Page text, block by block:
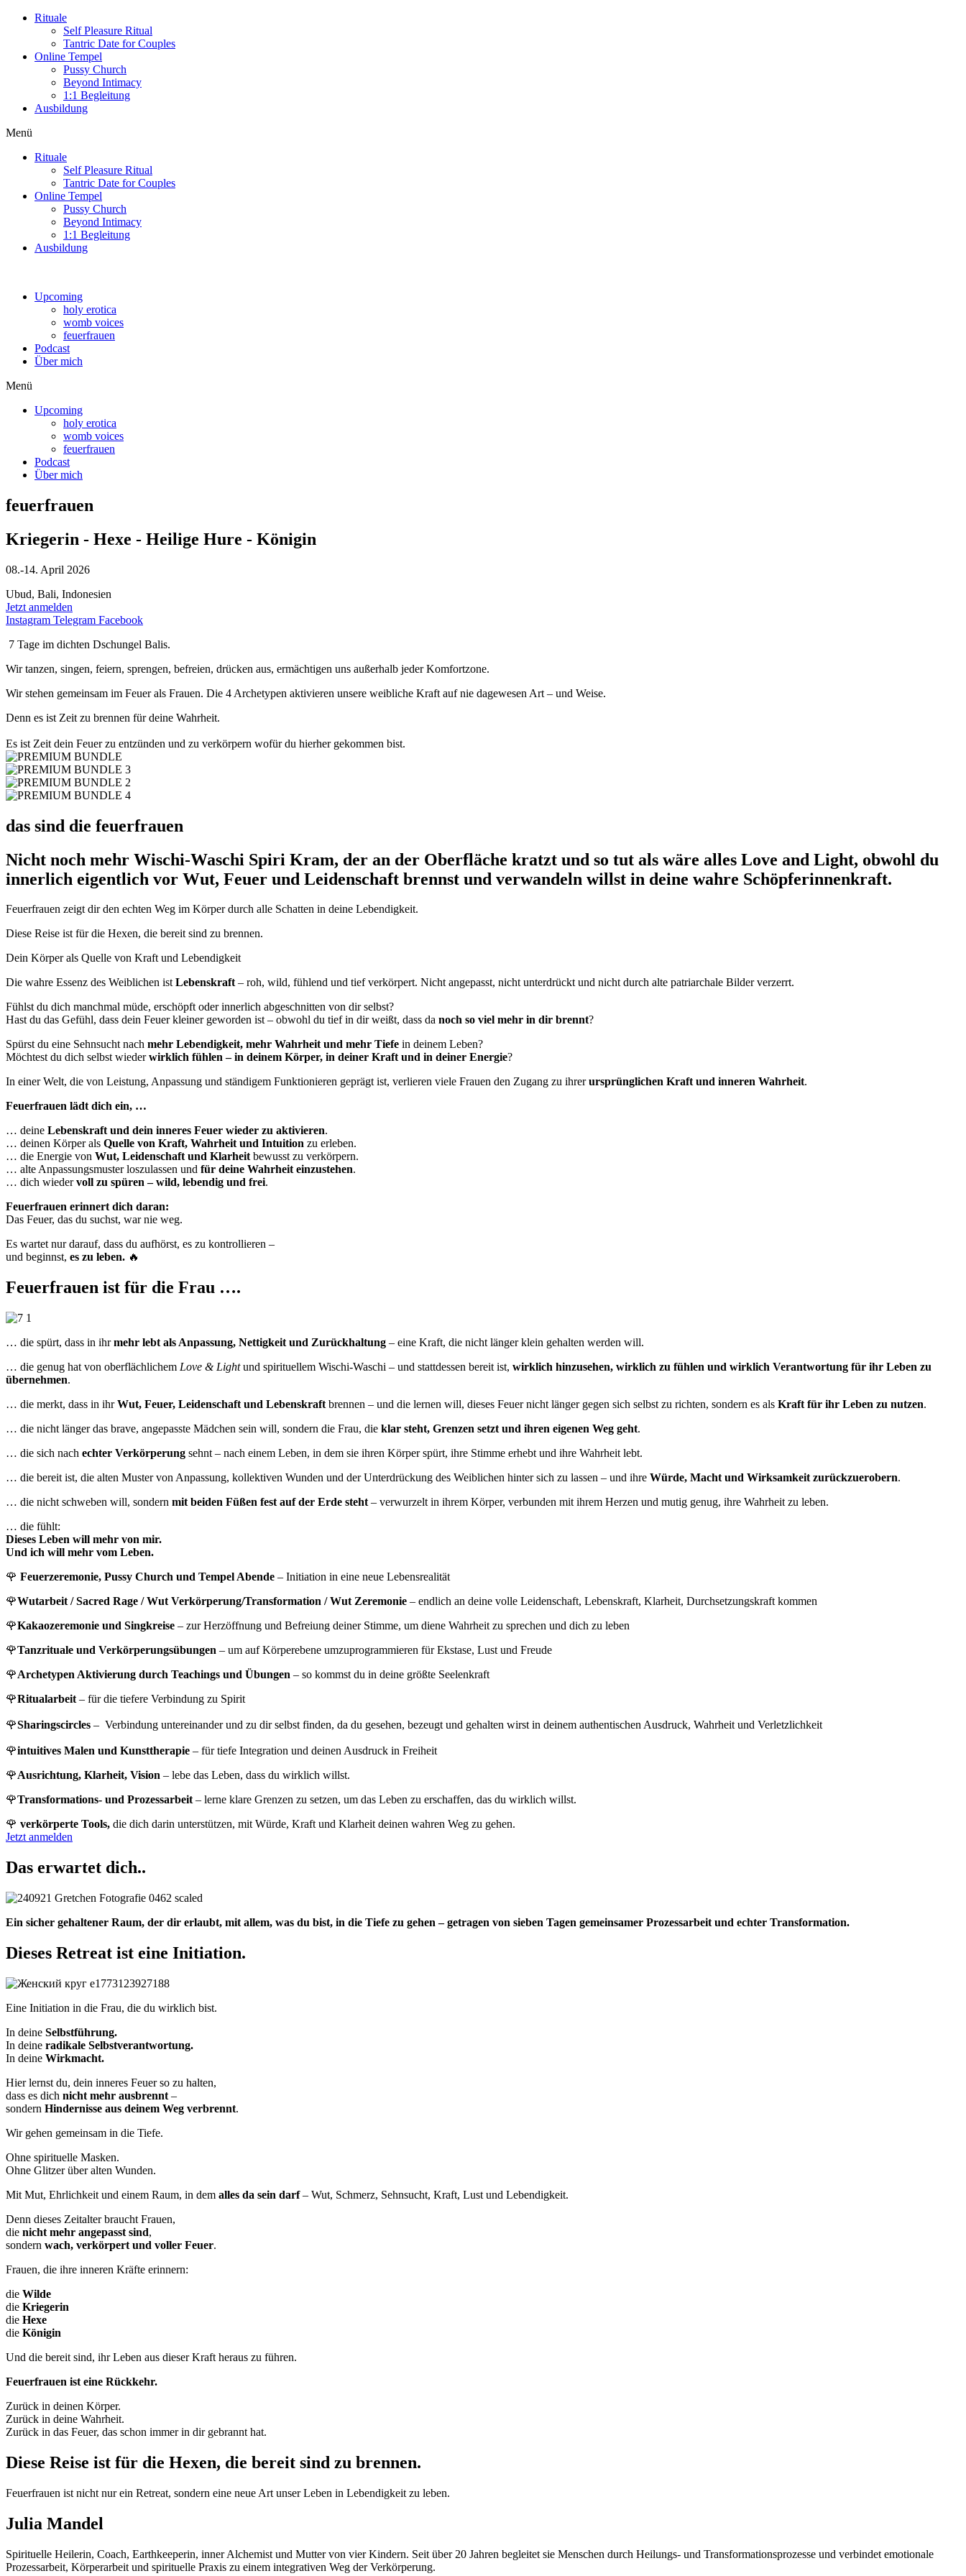
Zum
Rituale
Self Pleasure Ritual
Tantric Date for Couples
Online Tempel
Pussy Church
Beyond Intimacy
1:1 Begleitung
Ausbildung
Menü
Rituale
Self Pleasure Ritual
Tantric Date for Couples
Online Tempel
Pussy Church
Beyond Intimacy
1:1 Begleitung
Ausbildung
Upcoming
holy erotica
womb voices
feuerfrauen
Podcast
Über mich
Menü
Upcoming
holy erotica
womb voices
feuerfrauen
Podcast
Über mich
feuerfrauen
Kriegerin - Hexe - Heilige Hure - Königin
08.-14. April 2026
Ubud, Bali, Indonesien
Jetzt anmelden
Instagram Telegram Facebook
7 Tage im dichten Dschungel Balis.
Wir tanzen, singen, feiern, sprengen, befreien, drücken aus, ermächtigen uns außerhalb jeder Komfortzone.
Wir stehen gemeinsam im Feuer als Frauen. Die 4 Archetypen aktivieren unsere weibliche Kraft auf nie dagewesen Art – und Weise.
Denn es ist Zeit zu brennen für deine Wahrheit.
Es ist Zeit dein Feuer zu entzünden und zu verkörpern wofür du hierher gekommen bist.
das sind die feuerfrauen
Nicht noch mehr Wischi-Waschi Spiri Kram, der an der Oberfläche kratzt und so tut als wäre alles Love and Light, obwohl du
innerlich eigentlich vor Wut, Feuer und Leidenschaft brennst und verwandeln willst in deine wahre Schöpferinnenkraft.
Feuerfrauen zeigt dir den echten Weg im Körper durch alle Schatten in deine Lebendigkeit.
Diese Reise ist für die Hexen, die bereit sind zu brennen.
Dein Körper als Quelle von Kraft und Lebendigkeit
Die wahre Essenz des Weiblichen istLebenskraft– roh, wild, fühlend und tief verkörpert. Nicht angepasst, nicht unterdrückt und nicht durch alte patriarchale Bilder verzerrt.
Fühlst du dich manchmal müde, erschöpft oder innerlich abgeschnitten von dir selbst?
Hast du das Gefühl, dass dein Feuer kleiner geworden ist – obwohl du tief in dir weißt, dass da noch so viel mehr in dir brennt?
Spürst du eine Sehnsucht nach mehr Lebendigkeit, mehr Wahrheit und mehr Tiefe in deinem Leben?
Möchtest du dich selbst wiederwirklich fühlen – in deinem Körper, in deiner Kraft und in deiner Energie?
In einer Welt, die von Leistung, Anpassung und ständigem Funktionieren geprägt ist, verlieren viele Frauen den Zugang zu ihrerursprünglichen Kraft und inneren Wahrheit.
Feuerfrauen lädt dich ein, …
… deine Lebenskraft und dein inneres Feuer wieder zu aktivieren.
… deinen Körper als Quelle von Kraft, Wahrheit und Intuition zu erleben.
… die Energie von Wut, Leidenschaft und Klarheitbewusst zu verkörpern.
… alte Anpassungsmuster loszulassen und für deine Wahrheit einzustehen.
… dich wiedervoll zu spüren – wild, lebendig und frei.
Feuerfrauen erinnert dich daran:
Das Feuer, das du suchst, war nie weg.
Es wartet nur darauf, dass du aufhörst, es zu kontrollieren –
und beginnst, es zu leben. 🔥
Feuerfrauen ist für die Frau ….
… die spürt, dass in ihrmehr lebt als Anpassung, Nettigkeit und Zurückhaltung – eine Kraft, die nicht länger klein gehalten werden will.
… die genug hat von oberflächlichem Love & Lightund spirituellem Wischi-Waschi – und stattdessen bereit ist, wirklich hinzusehen, wirklich zu fühlen und wirklich Verantwortung für ihr Leben zu
übernehmen.
… die merkt, dass in ihrWut, Feuer, Leidenschaft und Lebenskraft brennen – und die lernen will, dieses Feuer nicht länger gegen sich selbst zu richten, sondern es als Kraft für ihr Leben zu nutzen.
… die nicht länger das brave, angepasste Mädchen sein will, sondern die Frau, die klar steht, Grenzen setzt und ihren eigenen Weg geht.
… die sich nach echter Verkörperung sehnt – nach einem Leben, in dem sie ihren Körper spürt, ihre Stimme erhebt und ihre Wahrheit lebt.
… die bereit ist, die alten Muster von Anpassung, kollektiven Wunden und der Unterdrückung des Weiblichen hinter sich zu lassen – und ihre Würde, Macht und Wirksamkeit zurückzuerobern.
… die nicht schweben will, sondern mit beiden Füßen fest auf der Erde steht – verwurzelt in ihrem Körper, verbunden mit ihrem Herzen und mutig genug, ihre Wahrheit zu leben.
… die fühlt:
Dieses Leben will mehr von mir.
Und ich will mehr vom Leben.
🌹 Feuerzeremonie, Pussy Church und Tempel Abende – Initiation in eine neue Lebensrealität
🌹Wutarbeit / Sacred Rage / Wut Verkörperung/Transformation / Wut Zeremonie – endlich an deine volle Leidenschaft, Lebenskraft, Klarheit, Durchsetzungskraft kommen
🌹Kakaozeremonie und Singkreise – zur Herzöffnung und Befreiung deiner Stimme, um diene Wahrheit zu sprechen und dich zu leben
🌹Tanzrituale und Verkörperungsübungen – um auf Körperebene umzuprogrammieren für Ekstase, Lust und Freude
🌹Archetypen Aktivierung durch Teachings und Übungen – so kommst du in deine größte Seelenkraft
🌹Ritualarbeit – für die tiefere Verbindung zu Spirit
🌹Sharingscircles – Verbindung untereinander und zu dir selbst finden, da du gesehen, bezeugt und gehalten wirst in deinem authentischen Ausdruck, Wahrheit und Verletzlichkeit
🌹intuitives Malen und Kunsttherapie – für tiefe Integration und deinen Ausdruck in Freiheit
🌹Ausrichtung, Klarheit, Vision – lebe das Leben, dass du wirklich willst.
🌹Transformations- und Prozessarbeit – lerne klare Grenzen zu setzen, um das Leben zu erschaffen, das du wirklich willst.
🌹 verkörperte Tools, die dich darin unterstützen, mit Würde, Kraft und Klarheit deinen wahren Weg zu gehen.
Jetzt anmelden
Das erwartet dich..
Ein sicher gehaltener Raum, der dir erlaubt, mit allem, was du bist, in die Tiefe zu gehen – getragen von sieben Tagen gemeinsamer Prozessarbeit und echter Transformation.
Dieses Retreat ist eine Initiation.
Eine Initiation in die Frau, die du wirklich bist.
In deine Selbstführung.
In deine radikale Selbstverantwortung.
In deine Wirkmacht.
Hier lernst du, dein inneres Feuer so zu halten,
dass es dich nicht mehr ausbrennt –
sondern Hindernisse aus deinem Weg verbrennt.
Wir gehen gemeinsam in die Tiefe.
Ohne spirituelle Masken.
Ohne Glitzer über alten Wunden.
Mit Mut, Ehrlichkeit und einem Raum, in dem alles da sein darf– Wut, Schmerz, Sehnsucht, Kraft, Lust und Lebendigkeit.
Denn dieses Zeitalter braucht Frauen,
die nicht mehr angepasst sind,
sondern wach, verkörpert und voller Feuer.
Frauen, die ihre inneren Kräfte erinnern:
die Wilde
die Kriegerin
die Hexe
die Königin
Und die bereit sind, ihr Leben aus dieser Kraft heraus zu führen.
Feuerfrauen ist eine Rückkehr.
Zurück in deinen Körper.
Zurück in deine Wahrheit.
Zurück in das Feuer, das schon immer in dir gebrannt hat.
Diese Reise ist für die Hexen, die bereit sind zu brennen.
Feuerfrauen ist nicht nur ein Retreat, sondern eine neue Art unser Leben in Lebendigkeit zu leben.
Julia Mandel
Spirituelle Heilerin, Coach, Earthkeeperin, inner Alchemist und Mutter von vier Kindern. Seit über 20 Jahren begleitet sie Menschen durch Heilungs- und Transformationsprozesse und verbindet emotionale
Prozessarbeit, Körperarbeit und spirituelle Praxis zu einem integrativen Weg der Verkörperung.